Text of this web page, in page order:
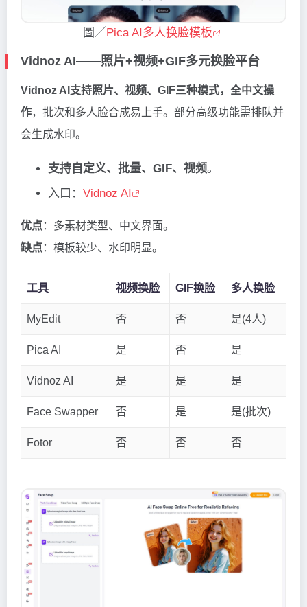
圖／Pica AI多人换脸模板
Vidnoz AI——照片+视频+GIF多元换脸平台
Vidnoz AI支持照片、视频、GIF三种模式，全中文操
作，批次和多人脸合成易上手。部分高级功能需排队并
会生成水印。
支持自定义、批量、GIF、视频。
入口： Vidnoz AI
优点：多素材类型、中文界面。
缺点：模板较少、水印明显。
工具 视频换脸 GIF换脸 多人换脸
MyEdit 否 否 是(4人)
Pica AI 是 否 是
Vidnoz AI 是 是 是
Face Swapper 否 是 是(批次)
Fotor 否 否 否